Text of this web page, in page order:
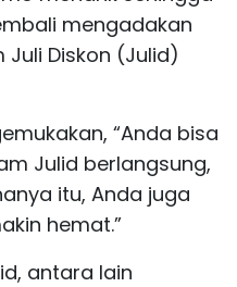
mengadakan
Diskon (Julid)
“Anda bisa
Julid berlangsung,
itu, Anda juga
hemat.”
antara lain